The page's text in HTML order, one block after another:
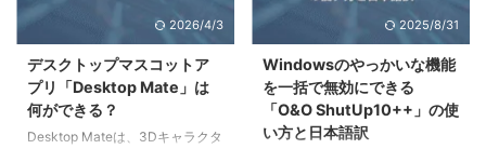
概要と注意点について解説しま
す。 ポイント Uptodownででき
ること 安全性と危険性 実際に使
ってみた（失敗） Uptodownとは
Uptodownの概要と、よくある質
問について解説します。
Uptodownの概要 「Uptodown」
と、動画サイトの一覧についてご
紹介しています。 ポイント
ト 動画サイト一覧 Invidiousとは
Invidiousでできること、できな
いこと、Invidiousの類似サイト
についてご紹介します ...
2026/4/3
デスクトップマスコットア
プリ「Desktop Mate」は
何ができる？
Desktop Mateは、3Dキャラクタ
2025/8/31
Windowsのやっかいな機能
を一括で無効にできる
「O&O ShutUp10++」の使
い方と日本語訳